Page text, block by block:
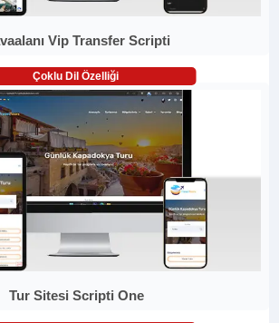
Vip Transfer Scripti
Çoklu Dil Özelliği
Tur Sitesi Scripti One